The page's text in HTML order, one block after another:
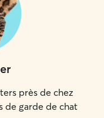
près de chez
de garde de chat